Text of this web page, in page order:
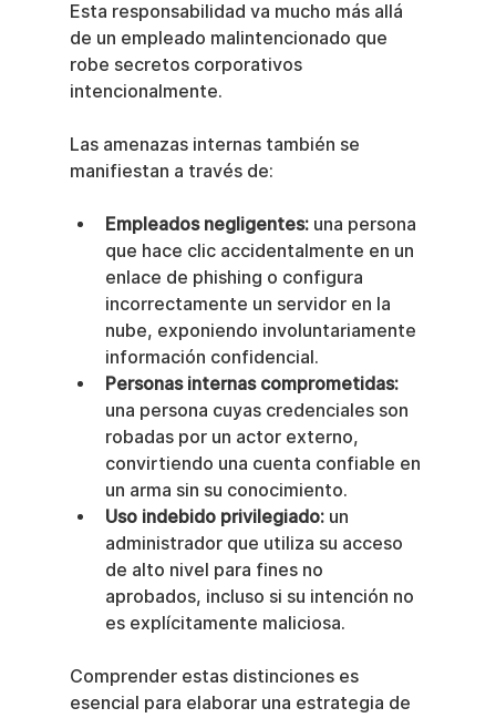
Esta responsabilidad va mucho más allá
de un empleado malintencionado que
robe secretos corporativos
intencionalmente.
Las amenazas internas también se
manifiestan a través de:
Empleados negligentes: una persona
que hace clic accidentalmente en un
enlace de phishing o configura
incorrectamente un servidor en la
nube, exponiendo involuntariamente
información confidencial.
Personas internas comprometidas:
una persona cuyas credenciales son
robadas por un actor externo,
convirtiendo una cuenta confiable en
un arma sin su conocimiento.
Uso indebido privilegiado: un
administrador que utiliza su acceso
de alto nivel para fines no
aprobados, incluso si su intención no
es explícitamente maliciosa.
Comprender estas distinciones es
esencial para elaborar una estrategia de